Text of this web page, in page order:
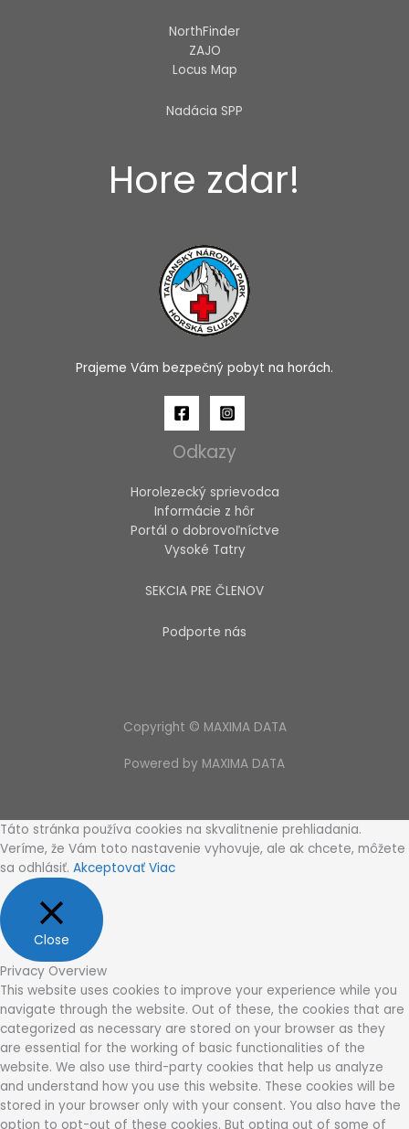
NorthFinder
ZAJO
Locus Map
Nadácia SPP
Hore zdar!
Prajeme Vám bezpečný pobyt na horách.
Odkazy
Horolezecký sprievodca
Informácie z hôr
Portál o dobrovoľníctve
Vysoké Tatry
SEKCIA PRE ČLENOV
Podporte nás
Copyright © MAXIMA DATA
Powered by MAXIMA DATA
Táto stránka používa cookies na skvalitnenie prehliadania.
Veríme, že Vám toto nastavenie vyhovuje, ale ak chcete, môžete
sa odhlásiť. Akceptovať Viac
Close
Privacy Overview
This website uses cookies to improve your experience while you
navigate through the website. Out of these, the cookies that are
categorized as necessary are stored on your browser as they
are essential for the working of basic functionalities of the
website. We also use third-party cookies that help us analyze
and understand how you use this website. These cookies will be
stored in your browser only with your consent. You also have the
option to opt-out of these cookies. But opting out of some of